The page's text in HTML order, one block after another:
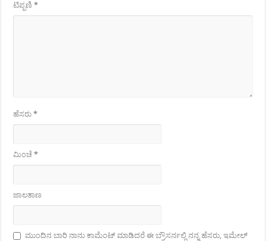
ಟಿಪ್ಪಣಿ*
ಹೆಸರು*
ಮಿಂಚೆ*
ಜಾಲತಾಣ
ಮುಂದಿನ ಬಾರಿ ನಾನು ಕಾಮೆಂಟ್ ಮಾಡಿದರೆ ಈ ಬ್ರೌಸರ್ನಲ್ಲಿ ನನ್ನ ಹೆಸರು, ಇಮೇಲ್